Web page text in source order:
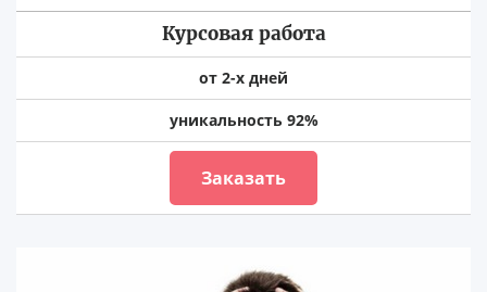
Курсовая работа
от 2-х дней
уникальность 92%
Заказать